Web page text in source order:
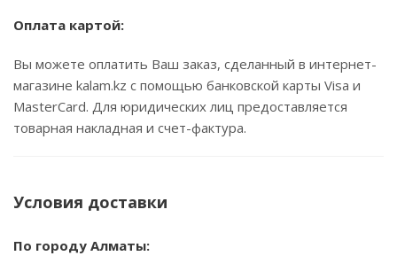
Оплата картой:
Вы можете оплатить Ваш заказ, сделанный в интернет-
магазине kalam.kz с помощью банковской карты Visa и
MasterCard. Для юридических лиц предоставляется
товарная накладная и счет-фактура.
Условия доставки
По городу Алматы: